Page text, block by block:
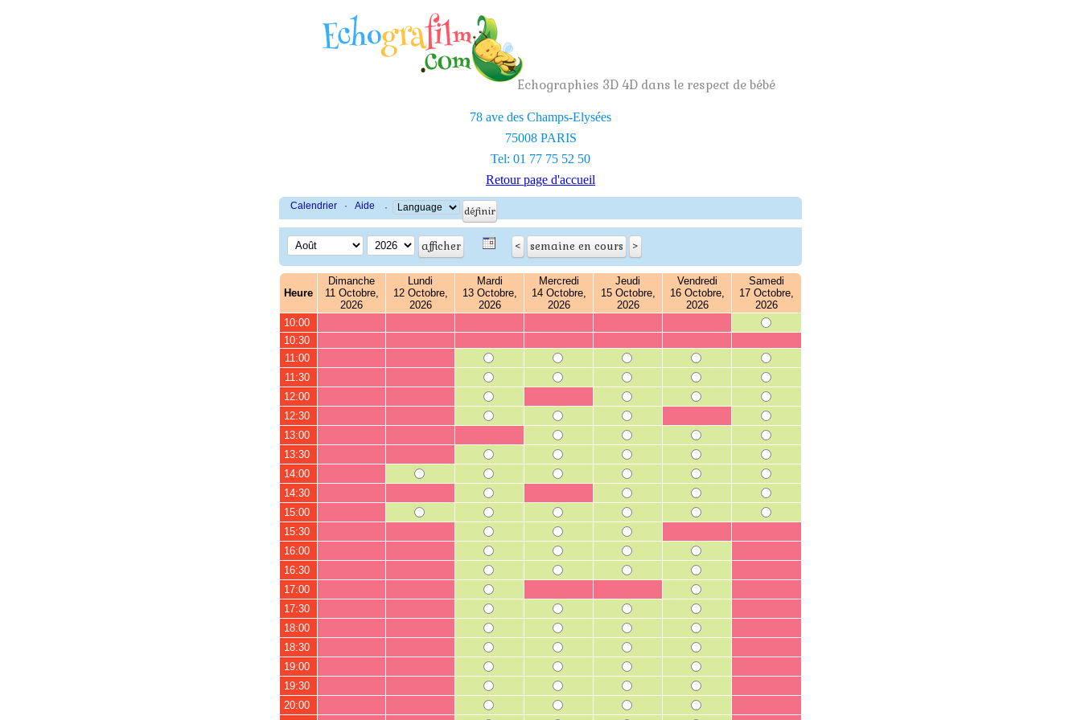
Echographies 3D 4D dans le respect de bébé
78 ave des Champs-Elysées
75008 PARIS
Tel: 01 77 75 52 50
Retour page d'accueil
Calendrier · Aide ·
Heure
Dimanche
11 Octobre,
2026
Lundi
12 Octobre,
2026
Mardi
13 Octobre,
2026
Mercredi
14 Octobre,
2026
Jeudi
15 Octobre,
2026
Vendredi
16 Octobre,
2026
Samedi
17 Octobre,
2026
10:00
10:30
11:00
11:30
12:00
12:30
13:00
13:30
14:00
14:30
15:00
15:30
16:00
16:30
17:00
17:30
18:00
18:30
19:00
19:30
20:00